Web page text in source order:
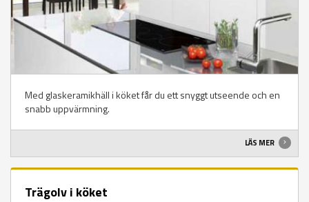
Med glaskeramikhäll i köket får du ett snyggt utseende och en
snabb uppvärmning.
LÄS MER
Trägolv i köket